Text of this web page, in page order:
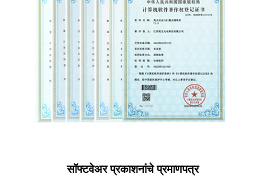
सॉफ्टवेअर प्रकाशनांचे प्रमाणपत्र